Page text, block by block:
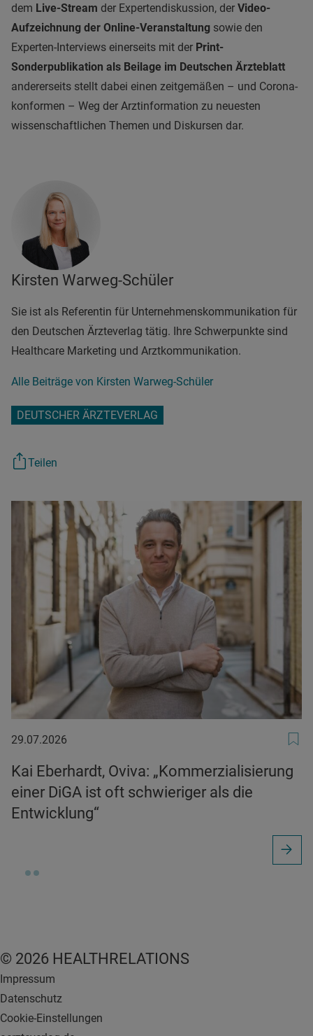
dem Live-Stream der Expertendiskussion, der Video-
Aufzeichnung der Online-Veranstaltung sowie den
Experten-Interviews einerseits mit der Print-
Sonderpublikation als Beilage im Deutschen Ärzteblatt
andererseits stellt dabei einen zeitgemäßen – und Corona-
konformen – Weg der Arztinformation zu neuesten
wissenschaftlichen Themen und Diskursen dar.
Kirsten Warweg-Schüler
Sie ist als Referentin für Unternehmenskommunikation für
den Deutschen Ärzteverlag tätig. Ihre Schwerpunkte sind
Healthcare Marketing und Arztkommunikation.
Alle Beiträge von Kirsten Warweg-Schüler
DEUTSCHER ÄRZTEVERLAG
Teilen
29.07.2026
29.07.2026
Kai Eberhardt, Oviva: „Kommerzialisierung
einer DiGA ist oft schwieriger als die
Entwicklung“
© 2026 HEALTHRELATIONS
Impressum
Datenschutz
Cookie-Einstellungen